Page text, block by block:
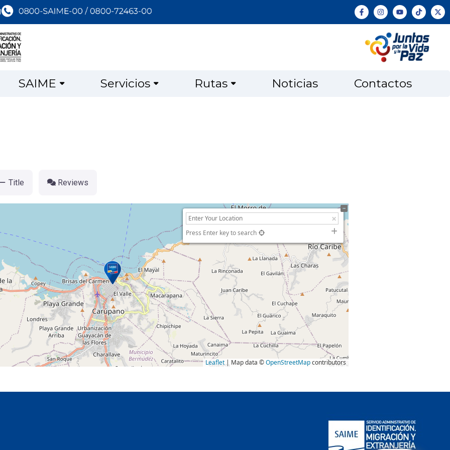
SAIME Servicios Rutas Noticias Contactos
Title Reviews
Press Enter key to search
Leaflet| Map data ©OpenStreetMapcontributors